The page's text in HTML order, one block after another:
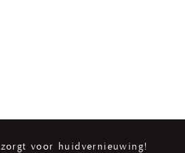
voor huidvernieuwing!